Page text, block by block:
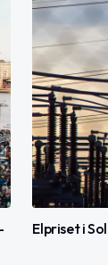
Elpriset i